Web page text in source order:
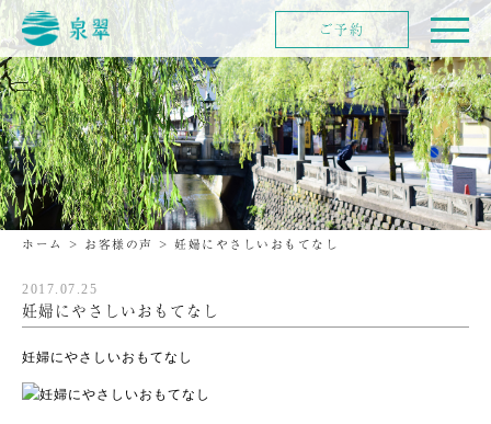
ホーム > お客様の声 > 妊婦にやさしいおもてなし
2017.07.25
妊婦にやさしいおもてなし
妊婦にやさしいおもてなし
ご予約